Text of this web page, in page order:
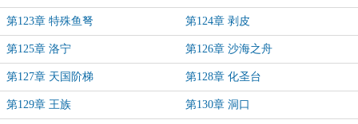
第123章 特殊鱼弩 第124章 剥皮
第125章 洛宁 第126章 沙海之舟
第127章 天国阶梯 第128章 化圣台
第129章 王族 第130章 洞口